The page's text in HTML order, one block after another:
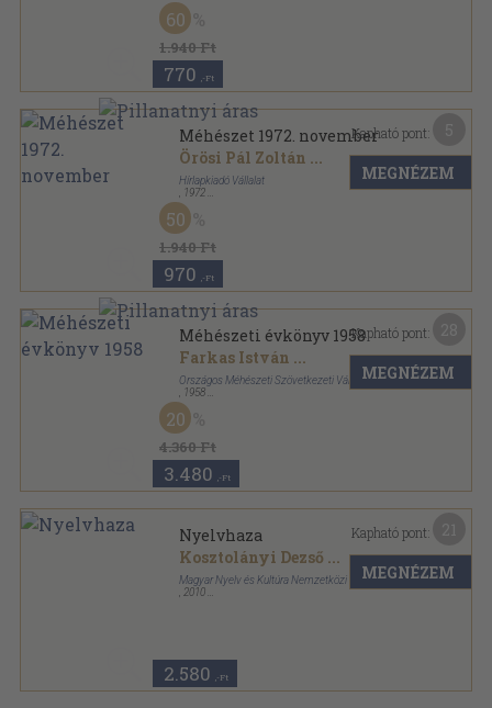
Tűzött kötés
Méhészet sorozat
1.940 Ft
60
770 ,-Ft
Méhészet 1972. november
Örösi Pál Zoltán ...
Hírlapkiadó Vállalat
1972
Tűzött kötés
Méhészet sorozat
1.940 Ft
50
970 ,-Ft
Kapható pont:
MEGNÉZEM
Méhészeti évkönyv 1958
Farkas István ...
Országos Méhészeti Szövetkezeti Vállalat
1958
Tűzött kötés
Méhészeti évkönyv sorozat
4.360 Ft
20
3.480 ,-Ft
Kapható pont:
MEGNÉZEM
Nyelvhaza
Kosztolányi Dezső ...
Magyar Nyelv és Kultúra Nemzetközi Társasága
2010
2.580 ,-Ft
Kapható pont:
MEGNÉZEM